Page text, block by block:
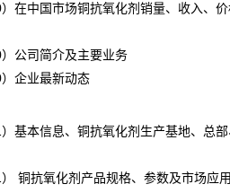
国市场铜抗氧化剂销量、收入、价
司简介及主要业务
业最新动态
信息、铜抗氧化剂生产基地、总部
氧化剂产品规格、参数及市场应